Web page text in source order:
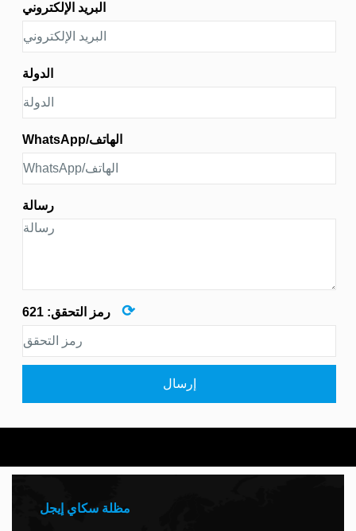
البريد الإلكتروني
الدولة
WhatsApp/الهاتف
رسالة
رمز التحقق: 621 ⟳
إرسال
مظلة سكاي إيجل